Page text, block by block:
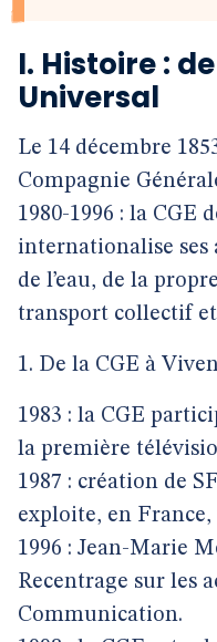
I. Histoire :
Universal
Le 14 décembre
Compagnie
1980-1996 : la CGE
internationalise ses
de l’eau, de la
transport collectif et
1. De la CGE à
1983 : la CGE
la première
1987 : création de
exploite, en France,
1996 : Jean-Marie
Recentrage sur les
Communication.